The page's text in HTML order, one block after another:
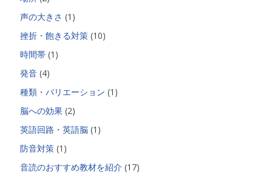
声の大きさ (1)
挫折・飽きる対策 (10)
時間帯 (1)
発音 (4)
種類・バリエーション (1)
脳への効果 (2)
英語回路・英語脳 (1)
防音対策 (1)
音読のおすすめ教材を紹介 (17)